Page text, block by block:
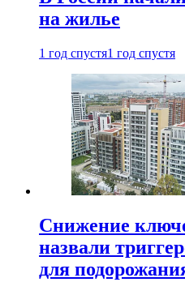
на жилье
1 год спустя1 год спустя
Снижение
назвали
для